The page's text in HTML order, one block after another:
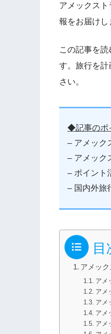
アメックス
報をお届けし
この記事を
す。旅行を
さい。
◆記事のポ
– アメック
– アメック
– ポイント
– 国内外旅
目
アメッ
アメ
アメ
アメ
アメ
アメ